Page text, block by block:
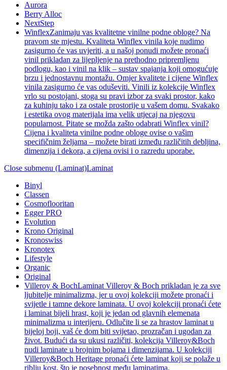
Aurora
Berry Alloc
NextStep
WinflexZanimaju vas kvalitetne vinilne podne obloge? Na
pravom ste mjestu. Kvaliteta Winflex vinila koje nudimo
zasigurno će vas uvjeriti, a u našoj ponudi možete pronaći
vinil prikladan za lijepljenje na prethodno pripremljenu
podlogu, kao i vinil na klik – sustav spajanja koji omogućuje
brzu i jednostavnu montažu. Omjer kvalitete i cijene Winflex
vinila zasigurno će vas oduševiti. Vinili iz kolekcije Winflex
vrlo su postojani, stoga su pravi izbor za svaki prostor, kako
za kuhinju tako i za ostale prostorije u vašem domu. Svakako
i estetika ovog materijala ima velik utjecaj na njegovu
popularnost. Pitate se možda zašto odabrati Winflex vinil?
Cijena i kvaliteta vinilne podne obloge ovise o vašim
specifičnim željama – možete birati između različitih debljina,
dimenzija i dekora, a cijena ovisi i o razredu uporabe.
Close submenu (Laminat)Laminat
Binyl
Classen
Cosmoflooritan
Egger PRO
Evolution
Krono Original
Kronoswiss
Kronotex
Lifestyle
Organic
Original
Villeroy & BochLaminat Villeroy & Boch prikladan je za sve
ljubitelje minimalizma, jer u ovoj kolekciji možete pronaći i
svijetle i tamne dekore laminata. U ovoj kolekciji pronaći ćete
i laminat bijeli hrast, koji je jedan od glavnih elemenata
minimalizma u interijeru. Odlučite li se za hrastov laminat u
bijeloj boji, vaš će dom biti svijetao, prozračan i ugodan za
život. Budući da su ukusi različiti, kolekcija Villeroy&Boch
nudi laminate u brojnim bojama i dimenzijama. U kolekciji
Villeroy&Boch Heritage pronaći ćete laminat koji se polaže u
riblju kost, što je posebnost među laminatima.